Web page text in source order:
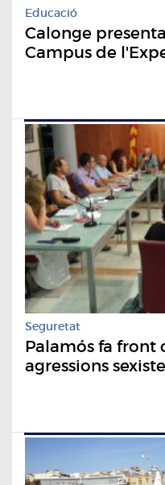
Educació
Calonge
Campus de
Seguretat
Palamós fa front
agressions